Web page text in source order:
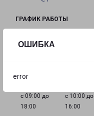
ОШИБКА
error
ГРАФИК РАБОТЫ
18:00
18:00
с 09:00 до
18:00
с 10:00 до
16:00